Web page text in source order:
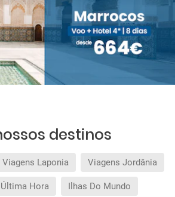
destinos
Viagens Laponia Viagens Jordânia
Hora Ilhas Do Mundo